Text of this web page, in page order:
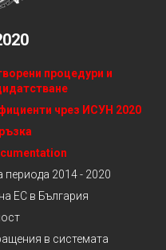
процедури и
чрез ИСУН 2020
2014 - 2020
ЕС в България
в системата